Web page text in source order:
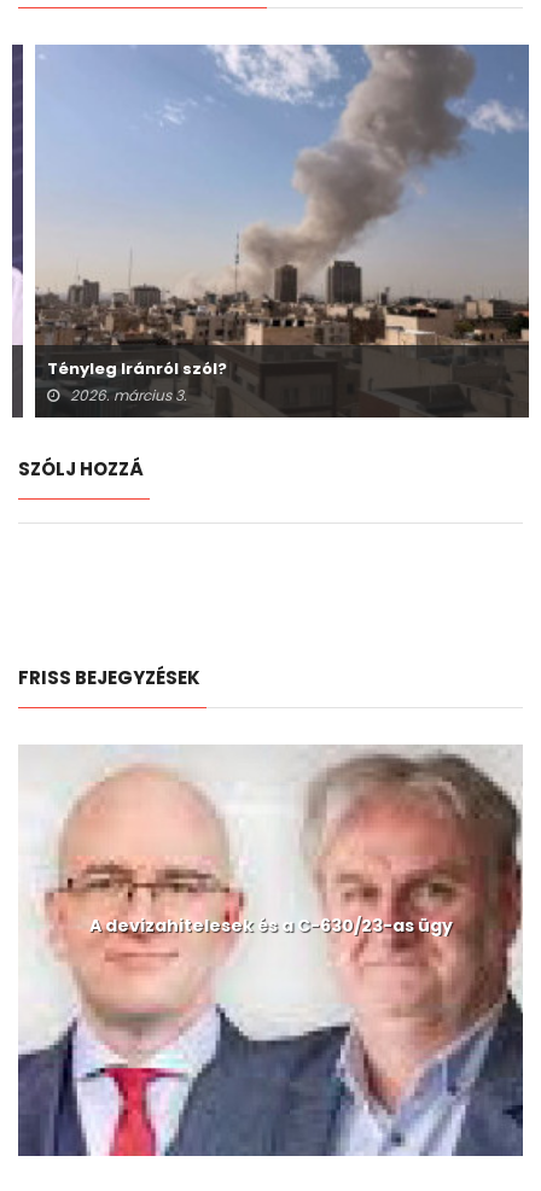
Tényleg Iránról szól?
2026. március 3.
SZÓLJ HOZZÁ
FRISS BEJEGYZÉSEK
A devizahitelesek és a C-630/23-as ügy